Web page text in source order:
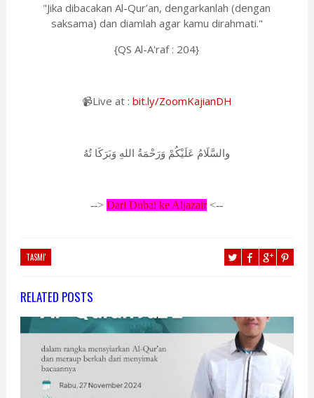
"Jika dibacakan Al-Qur’an, dengarkanlah (dengan
saksama) dan diamlah agar kamu dirahmati."
{QS Al-A'raf : 204}
📹Live at : bit.ly/ZoomKajianDH
والسَّلَامُ عَلَيْكُمْ وَرَحْمَةُ اللهِ وَبَرَكَا تُهُ
--> Dari Dubai ke Aljazair <--
TASMI'
RELATED POSTS